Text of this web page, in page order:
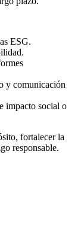
ESG.
y comunicación
impacto social o
fortalecer la
responsable.